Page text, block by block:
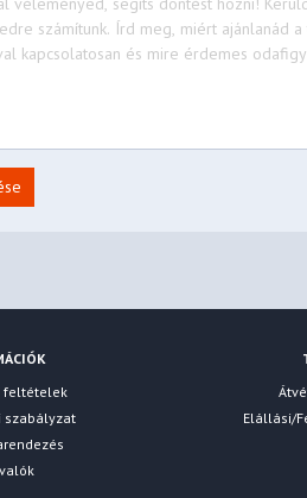
feltételek
szabályzat
Elállási/